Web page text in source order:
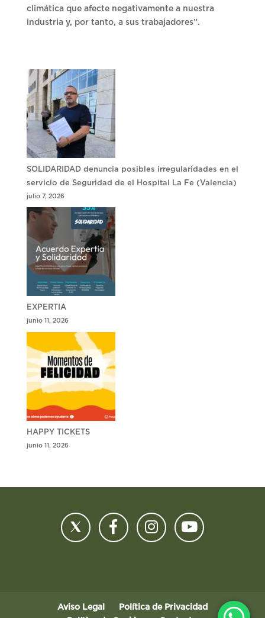
climática que afecte negativamente a nuestra
industria y, por tanto, a sus trabajadores”.
SOLIDARIDAD denuncia posibles irregularidades en el
servicio de Seguridad de el Hospital La Fe (Valencia)
julio 7, 2026
EXPERTIA
junio 11, 2026
HAPPY TICKETS
junio 11, 2026
Aviso Legal
Política de Privacidad